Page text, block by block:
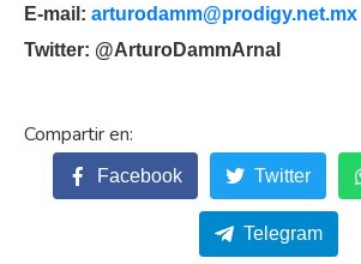
E-mail: arturodamm@prodigy.net.mx
Twitter: @ArturoDammArnal
Facebook Twitter
Telegram